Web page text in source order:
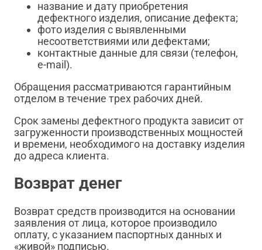
название и дату приобретения
дефектного изделия, описание дефекта;
фото изделия с выявленными
несоответствиями или дефектами;
контактные данные для связи (телефон,
e-mail).
Обращения рассматриваются гарантийным
отделом в течение трех рабочих дней.
Срок замены дефектного продукта зависит от
загруженности производственных мощностей
и времени, необходимого на доставку изделия
до адреса клиента.
Возврат денег
Возврат средств производится на основании
заявления от лица, которое производило
оплату, с указанием паспортных данных и
«живой» подписью.